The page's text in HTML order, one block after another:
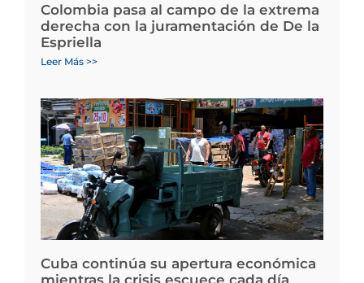
Colombia pasa al campo de la extrema
derecha con la juramentación de De la
Espriella
Leer Más >>
Cuba continúa su apertura económica
mientras la crisis escuece cada día